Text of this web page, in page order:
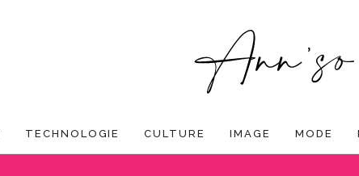
TECHNOLOGIE CULTURE IMAGE MODE